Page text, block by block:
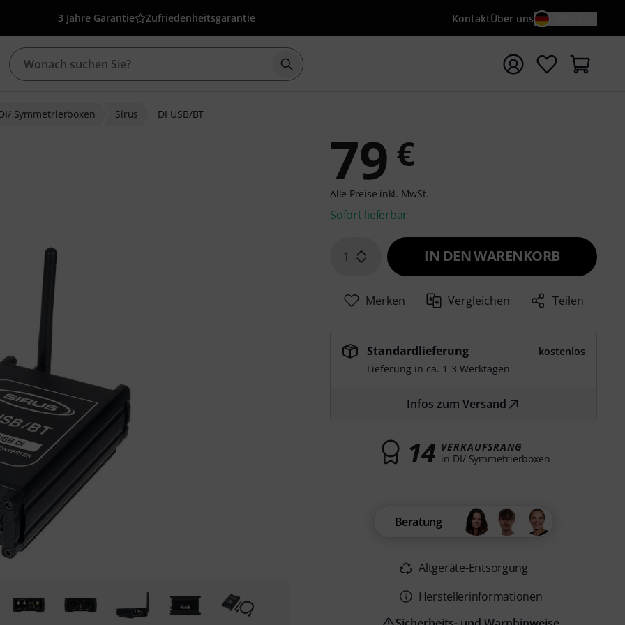
3 Jahre Garantie Zufriedenheitsgarantie KontaktÜber uns
Suche mit Suchwort {searchTerm} starten
Symmetrierboxen Sirus DI USB/BT
79 €
Alle Preise inkl. MwSt.
Sofort lieferbar
1 IN DEN WARENKORB
Merken Vergleichen Teilen
Standardlieferung
kostenlos
Lieferung in ca. 1-3 Werktagen
Infos zum Versand
14 VERKAUFSRANG
in DI/ Symmetrierboxen
Beratung
Altgeräte-Entsorgung
Herstellerinformationen